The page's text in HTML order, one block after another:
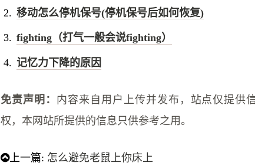
移动怎么停机保号(停机保号后如何恢复)
fighting（打气一般会说fighting）
记忆力下降的原因
免责声明： 内容来自用户上传并发布，站点仅提供
权，本网站所提供的信息只供参考之用。
上一篇: 怎么避免老鼠上你床上